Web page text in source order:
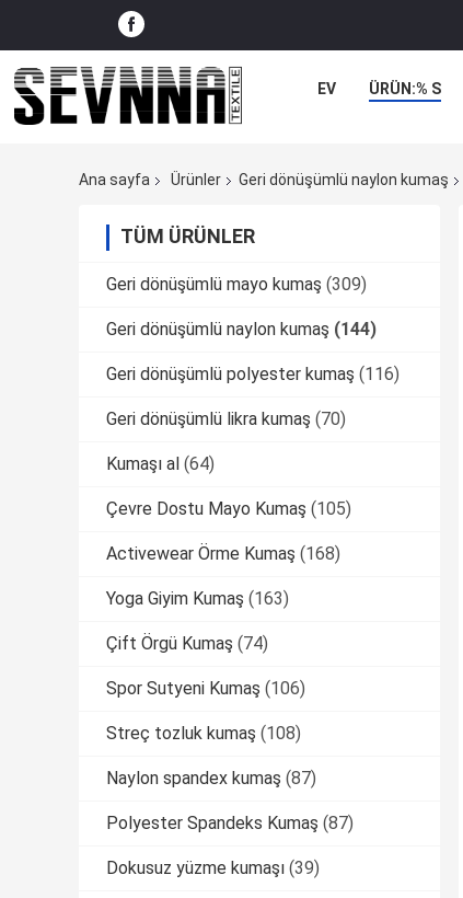
EV ÜRÜN:% S
Ana sayfa Ürünler Geri dönüşümlü naylon kumaş
TÜM ÜRÜNLER
Geri dönüşümlü mayo kumaş (309)
Geri dönüşümlü naylon kumaş (144)
Geri dönüşümlü polyester kumaş (116)
Geri dönüşümlü likra kumaş (70)
Kumaşı al (64)
Çevre Dostu Mayo Kumaş (105)
Activewear Örme Kumaş (168)
Yoga Giyim Kumaş (163)
Çift Örgü Kumaş (74)
Spor Sutyeni Kumaş (106)
Streç tozluk kumaş (108)
Naylon spandex kumaş (87)
Polyester Spandeks Kumaş (87)
Dokusuz yüzme kumaşı (39)